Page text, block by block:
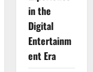
in the
Digital
Entertainm
ent Era